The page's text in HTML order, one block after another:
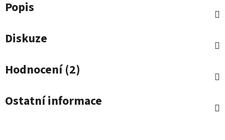
Popis
Diskuze
Hodnocení (2)
Ostatní informace